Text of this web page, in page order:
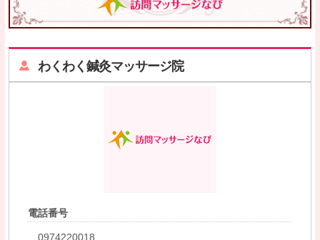
わくわく鍼灸マッサージ院
電話番号
0974220018